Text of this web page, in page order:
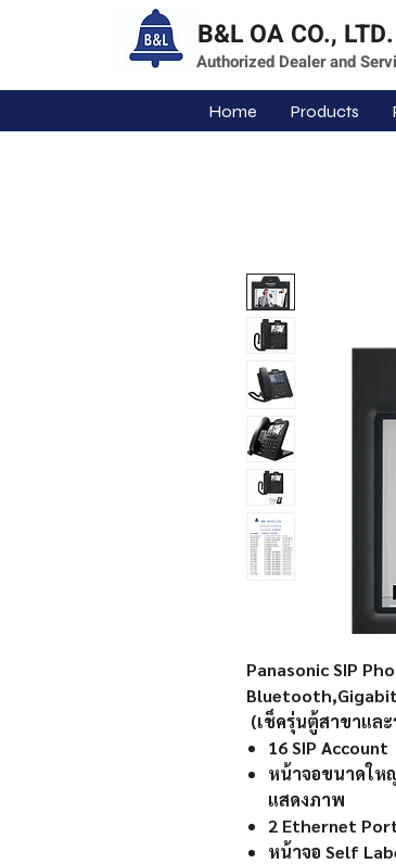
B&L OA CO., LTD.
Authorized Dealer and
Home Products
Panasonic SIP
(เช็ครุ่นตู้สาขาและ
16 SIP Account
หน้าจอขนาดให
แสดงภาพ
2 Ethernet
หน้าจอ Self